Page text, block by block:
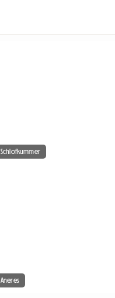
Schlofkummer
Aneres